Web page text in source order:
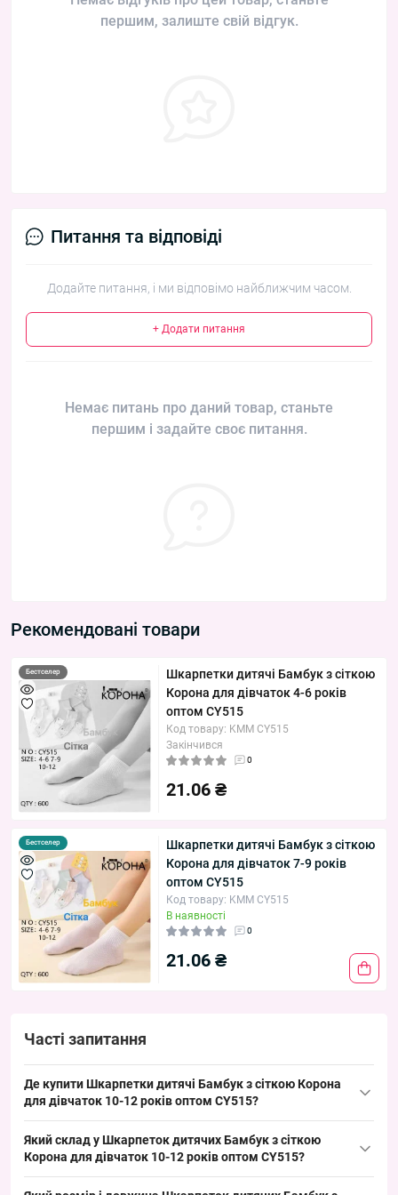
першим, залиште свій відгук.
Питання та відповіді
Додайте питання, і ми відповімо найближчим часом.
+ Додати питання
Немає питань про даний товар, станьте
першим і задайте своє питання.
Рекомендовані товари
Бестселер
Шкарпетки дитячі Бамбук з сіткою
Корона для дівчаток 4-6 років
оптом CY515
Код товару: KMM CY515
Закінчився
0
21.06 ₴
Бестселер
Шкарпетки дитячі Бамбук з сіткою
Корона для дівчаток 7-9 років
оптом CY515
Код товару: KMM CY515
В наявності
0
21.06 ₴
Часті запитання
Де купити Шкарпетки дитячі Бамбук з сіткою Корона
для дівчаток 10-12 років оптом CY515?
10-12 років оптом CY515 можна упаковкою з Одеси 7КМ;
обіг товару в роздрібних точках, що робить модель ходовим
Який склад у Шкарпеток дитячих Бамбук з сіткою
Корона для дівчаток 10-12 років оптом CY515?